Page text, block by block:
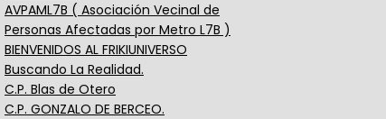
AVPAML7B ( Asociación Vecinal de
Personas Afectadas por Metro L7B )
BIENVENIDOS AL FRIKIUNIVERSO
Buscando La Realidad.
C.P. Blas de Otero
C.P. GONZALO DE BERCEO.